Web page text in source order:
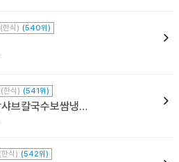
한식) (540위)
한식) (541위)
뽕잎사랑샤브칼국수보쌈냉면
식) (542위)